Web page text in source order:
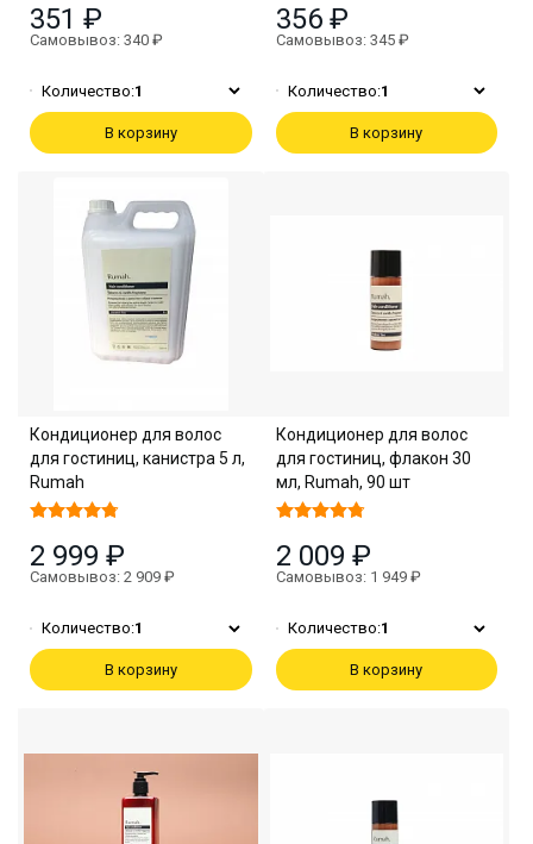
351 ₽
Самовывоз: 340 ₽
Количество:1
В корзину
356 ₽
Самовывоз: 345 ₽
Количество:1
В корзину
Кондиционер для волос
для гостиниц, канистра 5 л,
Rumah
2 999 ₽
Самовывоз: 2 909 ₽
Количество:1
В корзину
Кондиционер для волос
для гостиниц, флакон 30
мл, Rumah, 90 шт
2 009 ₽
Самовывоз: 1 949 ₽
Количество:1
В корзину